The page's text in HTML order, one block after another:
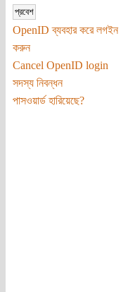
OpenID ব্যবহার করে লগইন
করুন
Cancel OpenID login
সদস্য নিবন্ধন
পাসওয়ার্ড হারিয়েছে?